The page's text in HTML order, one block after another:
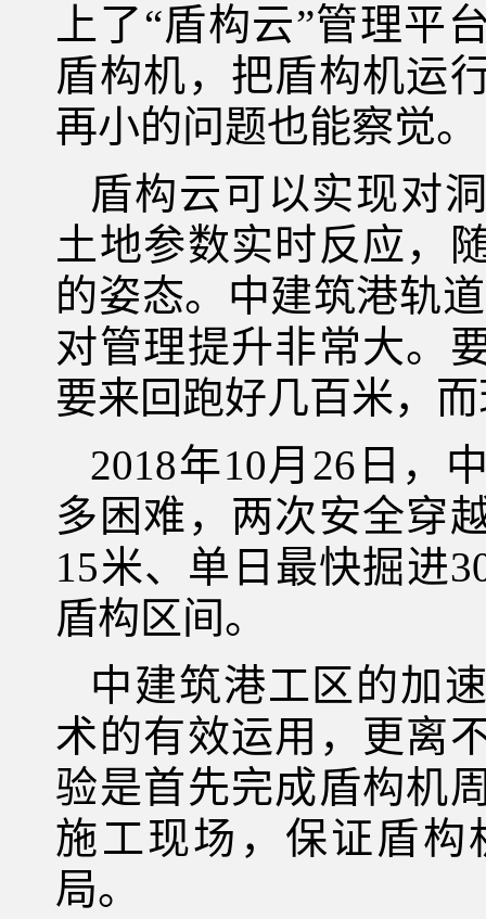
上了“盾构云”管理平
盾构机，把盾构机运
再小的问题也能察觉。
盾构云可以实现对
土地参数实时反应，
的姿态。中建筑港轨
对管理提升非常大。
要来回跑好几百米，
2018年10月26日，
多困难，两次安全穿
15米、单日最快掘进
盾构区间。
中建筑港工区的加
术的有效运用，更离
验是首先完成盾构机
施工现场，保证盾
局。